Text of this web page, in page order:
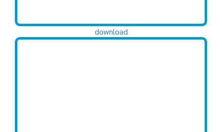
download